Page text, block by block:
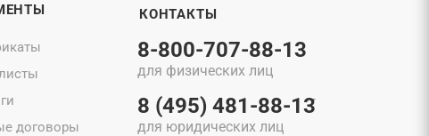
договоры
КОНТАКТЫ
8-800-707-88-13
для физических лиц
8 (495) 481-88-13
для юридических лиц